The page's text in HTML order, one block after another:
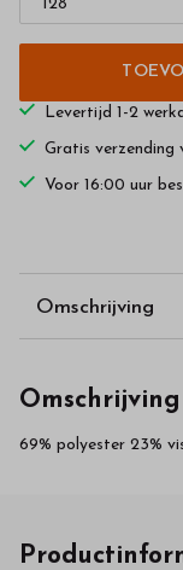
Levertijd 1-2
Gratis verzending
Voor 16:00 uur
Omschrijving
Omschrijving
69% polyester 23%